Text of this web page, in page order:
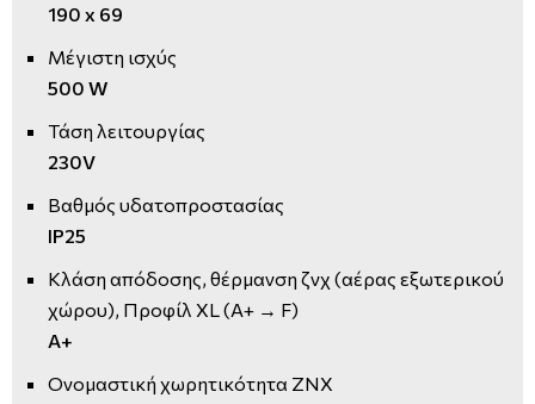
190 x 69
Μέγιστη ισχύς
500 W
Τάση λειτουργίας
230V
Βαθμός υδατοπροστασίας
IP25
Κλάση απόδοσης, θέρμανση ζνχ (αέρας εξωτερικού
χώρου), Προφίλ XL (A+ → F)
A+
Ονομαστική χωρητικότητα ΖΝΧ